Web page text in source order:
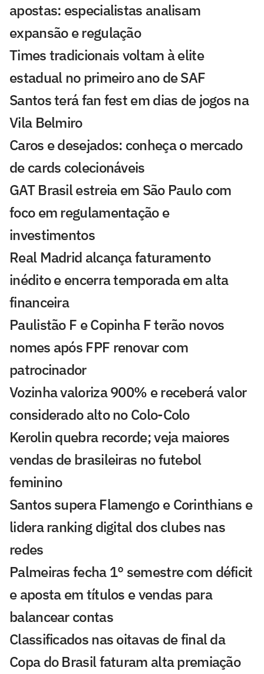
apostas: especialistas analisam
expansão e regulação
Times tradicionais voltam à elite
estadual no primeiro ano de SAF
Santos terá fan fest em dias de jogos na
Vila Belmiro
Caros e desejados: conheça o mercado
de cards colecionáveis
GAT Brasil estreia em São Paulo com
foco em regulamentação e
investimentos
Real Madrid alcança faturamento
inédito e encerra temporada em alta
financeira
Paulistão F e Copinha F terão novos
nomes após FPF renovar com
patrocinador
Vozinha valoriza 900% e receberá valor
considerado alto no Colo-Colo
Kerolin quebra recorde; veja maiores
vendas de brasileiras no futebol
feminino
Santos supera Flamengo e Corinthians e
lidera ranking digital dos clubes nas
redes
Palmeiras fecha 1° semestre com déficit
e aposta em títulos e vendas para
balancear contas
Classificados nas oitavas de final da
Copa do Brasil faturam alta premiação